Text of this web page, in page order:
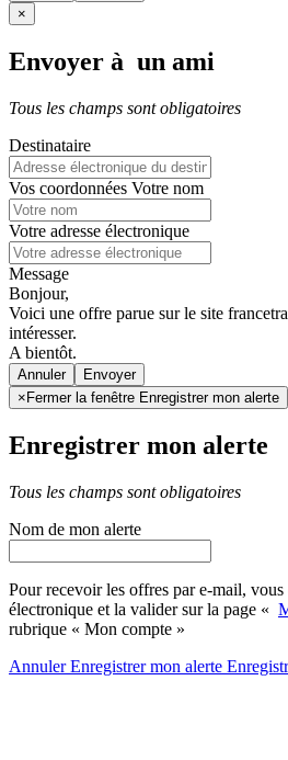
×
Envoyer à un ami
Tous les champs sont obligatoires
Destinataire
Vos coordonnées Votre nom
Votre adresse électronique
Message
Bonjour,
Voici une offre parue sur le site
intéresser.
A bientôt.
Annuler
× Fermer la fenêtre Enregistrer mon alerte
Enregistrer mon alerte
Tous les champs sont obligatoires
Nom de mon alerte
Pour recevoir les offres par e-mail, vous
électronique et la valider sur la page «
rubrique « Mon compte »
AnnulerEnregistrer mon alerte